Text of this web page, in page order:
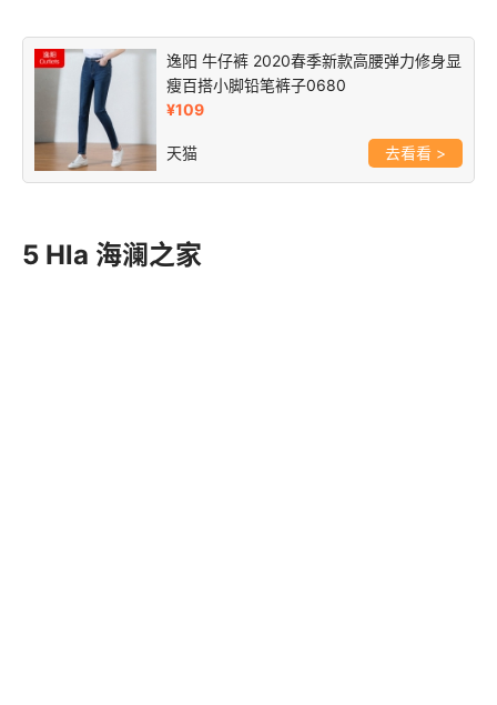
逸阳 牛仔裤 2020春季新款高腰弹力修身显
瘦百搭小脚铅笔裤子0680
¥109
天猫 >
5 Hla 海澜之家